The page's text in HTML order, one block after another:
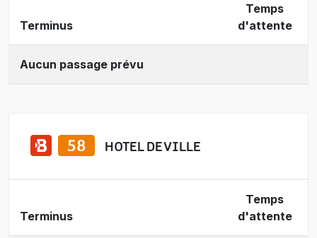
Terminus
Temps
d'attente
Aucun passage prévu
HOTEL DE VILLE
Terminus
Temps
d'attente